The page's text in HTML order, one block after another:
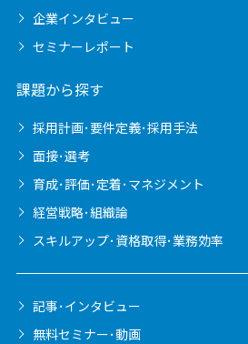
企業インタビュー
セミナーレポート
課題から探す
採用計画･要件定義･採用手法
面接･選考
育成･評価･定着･マネジメント
経営戦略･組織論
スキルアップ･資格取得･業務効率
記事･インタビュー
無料セミナー･動画